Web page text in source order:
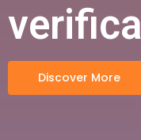
verifica
Discover More